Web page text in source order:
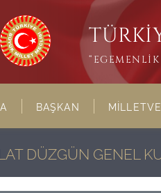
BAŞKAN
DÜZGÜN GENEL